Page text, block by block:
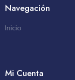
Navegación
Inicio
Mi Cuenta